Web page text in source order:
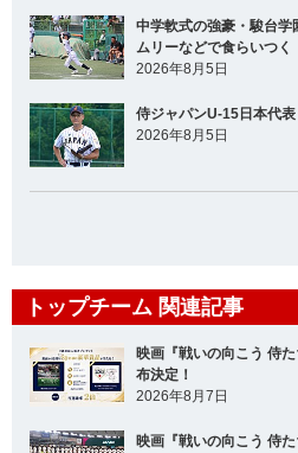
中学軟式の強豪・駿台学
ムリーなどで食らいつく
2026年8月5日
侍ジャパンU-15日本代
2026年8月5日
トップチーム 関連記事
映画『戦いの向こう 侍
布決定！
2026年8月7日
映画『戦いの向こう 侍